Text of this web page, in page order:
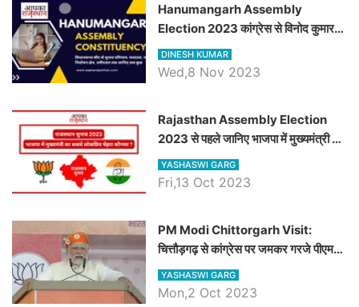
Hanumangarh Assembly
Election 2023 कांग्रेस से विनोद कुमार
चौधरी तो अमित चौधरी होंगे भाजपा उम्मीदवार,
जानिये हनुमानगढ़ विधानसभा सीट के ताजा
DINESH KUMAR
Wed,8 Nov 2023
Rajasthan Assembly Election
2023 से पहले जानिए भाजपा में मुख्यमंत्री का
सबसे लोकप्रिय चेहरा कौनसा ?
YASHASWI GARG
Fri,13 Oct 2023
PM Modi Chittorgarh Visit:
चित्तौड़गढ़ से कांग्रेस पर जमकर गरजे पीएम
मोदी, जाने प्रधानमंत्री के भाषण की बड़ी
बातें, देखें वीडियो
YASHASWI GARG
Mon,2 Oct 2023